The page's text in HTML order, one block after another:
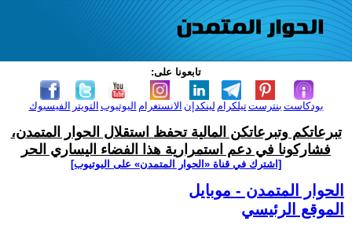
تابعونا على:
الفيسبوك التويتر اليوتيوب الانستغرام لينكدإن تيلكرامبنترست بودكاست
تبرعاتكم وتبرعاتكن المالية تحفظ استقلال الحوار المتمدن،
فشاركونا في دعم استمرارية هذا الفضاء اليساري الحر
[اشترك في قناة ‫«الحوار المتمدن» على اليوتيوب]
الحوار المتمدن - موبايل
الموقع الرئيسي